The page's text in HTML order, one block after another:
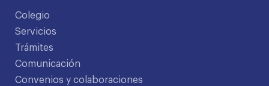
Colegio
Servicios
Trámites
Comunicación
Convenios y colaboraciones